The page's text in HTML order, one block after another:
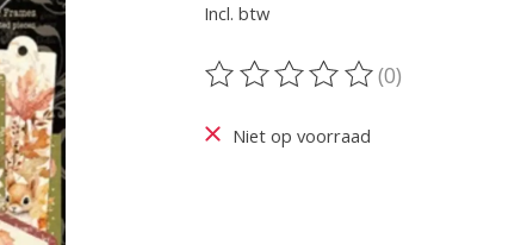
Incl. btw
De beoordeling van dit product is
(0)
Niet op voorraad